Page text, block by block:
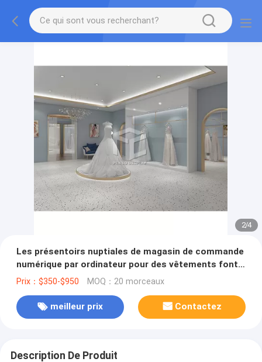
2/4
Les présentoirs nuptiales de magasin de commande
numérique par ordinateur pour des vêtements font
des emplettes décoration
Prix：$350-$950 MOQ：20 morceaux
meilleur prix Contactez
Description De Produit